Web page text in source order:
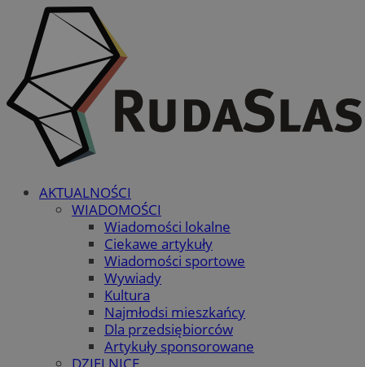
AKTUALNOŚCI
WIADOMOŚCI
Wiadomości lokalne
Ciekawe artykuły
Wiadomości sportowe
Wywiady
Kultura
Najmłodsi mieszkańcy
Dla przedsiębiorców
Artykuły sponsorowane